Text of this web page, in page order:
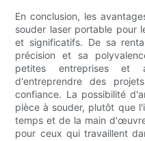
En conclusion, les
souder laser portable pour
et significatifs. De sa
précision et sa
petites entreprises et
d'entreprendre des
confiance. La possibilité
pièce à souder, plutôt que
temps et de la main
pour ceux qui travaillent